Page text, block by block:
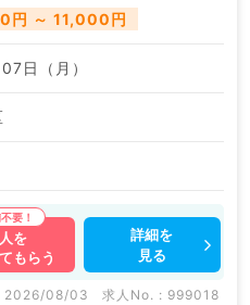
円 ～ 11,000円
日（月）
を
もらう
詳細を
見る
2026/08/03 求人No. : 999018